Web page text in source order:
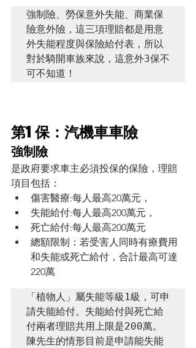
強制險、勞保意外失能、商業保
險意外險，這三項理賠都是用意
外失能程度與保險給付表，所以
對於騎開車族來說，這意外3保不
可不知道！
第1保：汽機車車險
強制險
是政府要求車主必須投保的保險，理賠
項目包括：
傷害醫療:每人最高20萬元，
失能給付:每人最高200萬元，
死亡給付:每人最高200萬元
總額限制：若受害人同時有療費用
和失能或死亡給付，合計最高可達
220萬
「植物人」屬失能等級1級，可申
請失能給付。失能給付與死亡給
付兩者理賠共用上限是200萬。
陳先生的情形目前是申請能失能